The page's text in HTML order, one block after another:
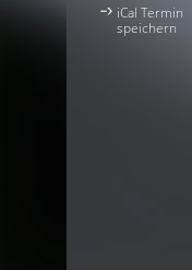
iCal Termin
speichern